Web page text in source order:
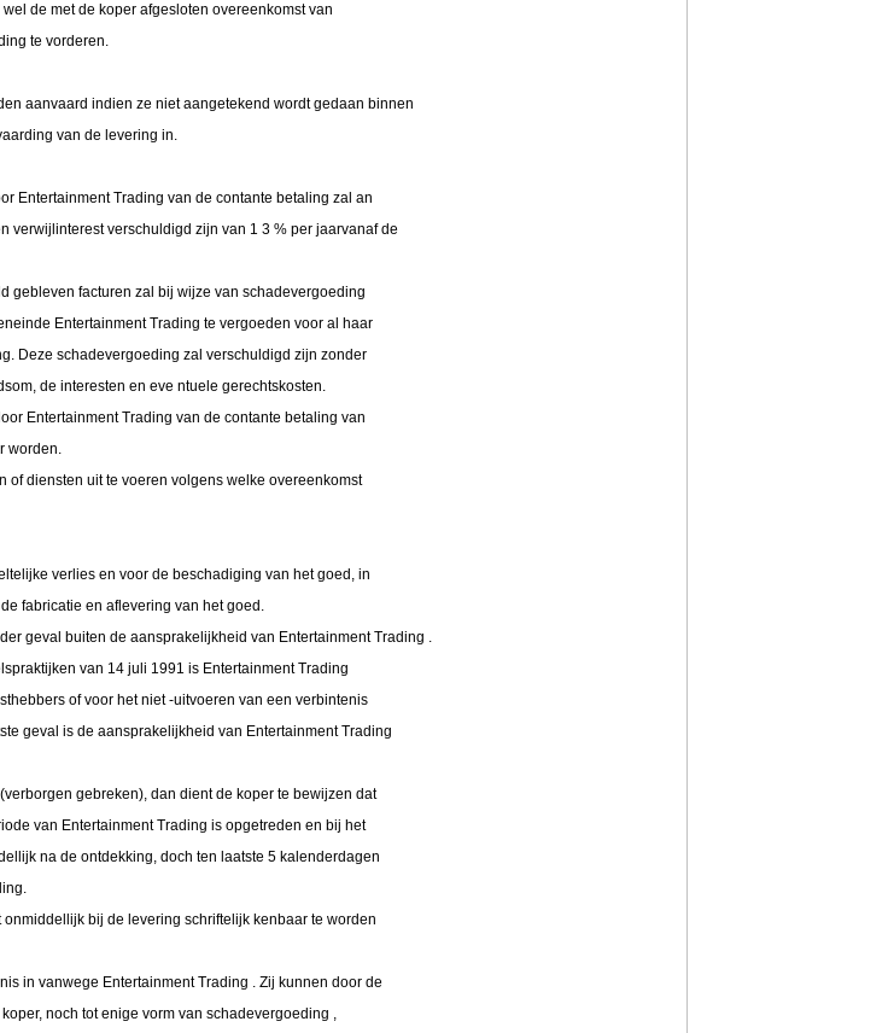
de met de koper afgesloten overeenkomst van
te vorderen.
aanvaard indien ze niet aangetekend wordt gedaan binnen
van de levering in.
Entertainment Trading van de contante betaling zal an
verschuldigd zijn van 1 3 % per jaarvanaf de
gebleven facturen zal bij wijze van schadevergoeding
Entertainment Trading te vergoeden voor al haar
Deze schadevergoeding zal verschuldigd zijn zonder
de interesten en eve ntuele gerechtskosten.
Entertainment Trading van de contante betaling van
worden.
diensten uit te voeren volgens welke overeenkomst
verlies en voor de beschadiging van het goed, in
fabricatie en aflevering van het goed.
geval buiten de aansprakelijkheid van Entertainment Trading .
van 14 juli 1991 is Entertainment Trading
of voor het niet -uitvoeren van een verbintenis
geval is de aansprakelijkheid van Entertainment Trading
gebreken), dan dient de koper te bewijzen dat
van Entertainment Trading is opgetreden en bij het
na de ontdekking, doch ten laatste 5 kalenderdagen
bij de levering schriftelijk kenbaar te worden
in vanwege Entertainment Trading . Zij kunnen door de
noch tot enige vorm van schadevergoeding ,